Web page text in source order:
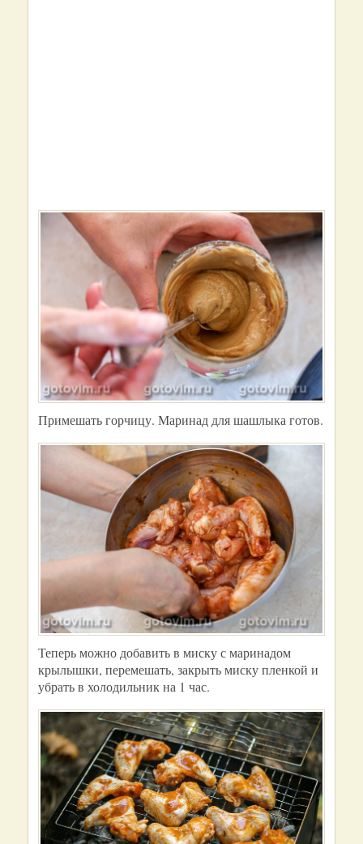
Примешать горчицу. Маринад для шашлыка готов.
Теперь можно добавить в миску с маринадом
крылышки, перемешать, закрыть миску пленкой и
убрать в холодильник на 1 час.